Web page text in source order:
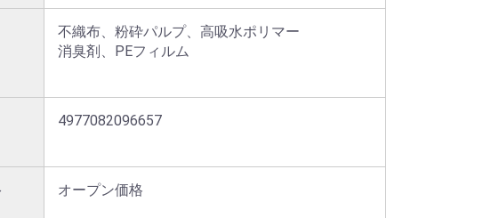
不織布、粉砕パルプ、高吸水ポリマー
消臭剤、PEフィルム
4977082096657
オープン価格